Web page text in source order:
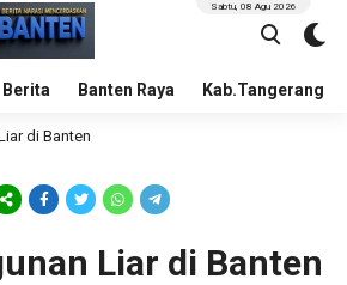
Berita Banten Raya Kab.Tangerang
Sabtu, 08 Agu 2026
di Banten
Liar di Banten